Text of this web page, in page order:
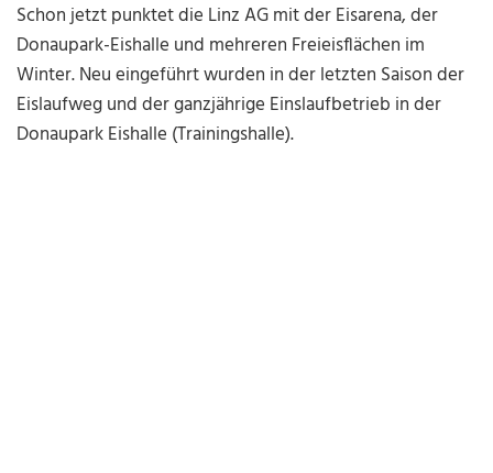
Schon jetzt punktet die Linz AG mit der Eisarena, der
Donaupark-Eishalle und mehreren Freieisflächen im
Winter. Neu eingeführt wurden in der letzten Saison der
Eislaufweg und der ganzjährige Einslaufbetrieb in der
Donaupark Eishalle (Trainingshalle).